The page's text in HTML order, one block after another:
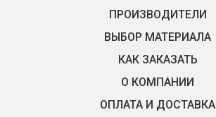
ПРОИЗВОДИТЕЛИ
ВЫБОР МАТЕРИАЛА
КАК ЗАКАЗАТЬ
О КОМПАНИИ
ОПЛАТА И ДОСТАВКА